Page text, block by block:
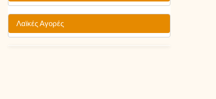
Λαϊκές Αγορές